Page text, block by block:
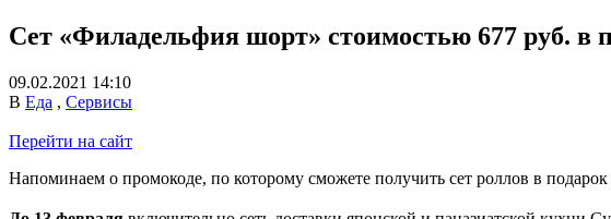
Сет «Филадельфия шорт» стоимостью 677 руб. в
09.02.2021 14:10
В Еда , Сервисы
Перейти на сайт
Напоминаем о промокоде, по которому сможете получить сет роллов в